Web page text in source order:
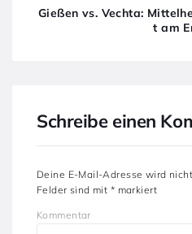
Gießen vs. Vechta:
t am
Schreibe einen
Deine E-Mail-Adresse wird
Felder sind mit * markiert
Kommentar